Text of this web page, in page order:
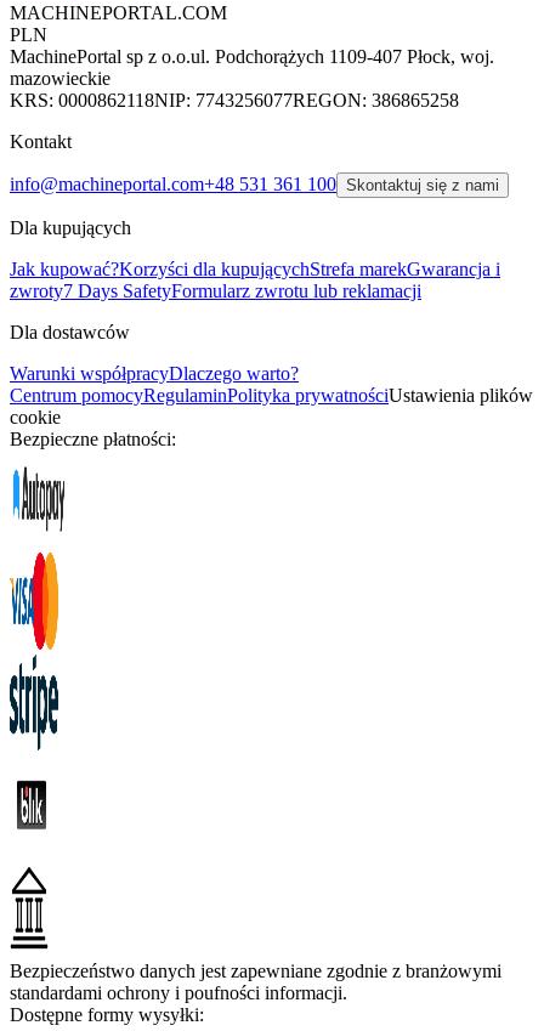
MACHINEPORTAL.COM
PLN
MachinePortal sp z o.o.ul. Podchorążych 1109-407 Płock, woj.
mazowieckie
KRS: 0000862118NIP: 7743256077REGON: 386865258
Kontakt
info@machineportal.com+48 531 361 100 Skontaktuj się z nami
Dla kupujących
Jak kupować?Korzyści dla kupującychStrefa marekGwarancja i
zwroty7 Days SafetyFormularz zwrotu lub reklamacji
Dla dostawców
Warunki współpracyDlaczego warto?
Centrum pomocyRegulaminPolityka prywatnościUstawienia plików
cookie
Bezpieczne płatności:
Bezpieczeństwo danych jest zapewniane zgodnie z branżowymi
standardami ochrony i poufności informacji.
Dostępne formy wysyłki: